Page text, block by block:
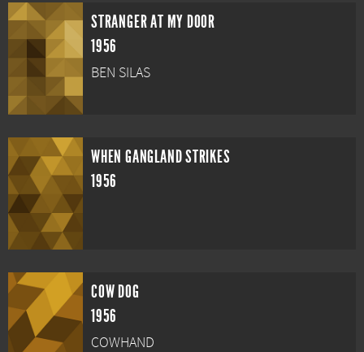
STRANGER AT MY DOOR
1956
BEN SILAS
WHEN GANGLAND STRIKES
1956
COW DOG
1956
COWHAND